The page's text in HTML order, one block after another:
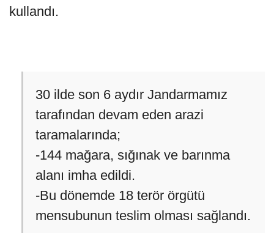
kullandı.
30 ilde son 6 aydır Jandarmamız
tarafından devam eden arazi
taramalarında;
-144 mağara, sığınak ve barınma
alanı imha edildi.
-Bu dönemde 18 terör örgütü
mensubunun teslim olması sağlandı.